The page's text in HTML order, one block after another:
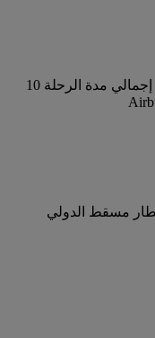
رقم الرحلة 862 يتم التشغيل من قبل EK, إجمالي مدة الرحلة 10
إلى مطار مسقط الدولي